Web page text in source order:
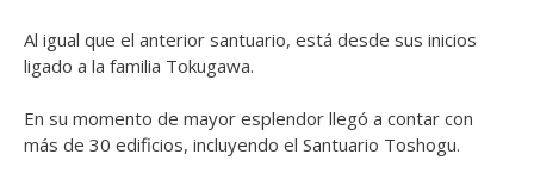
Al igual que el anterior santuario, está desde sus inicios
ligado a la familia Tokugawa.
En su momento de mayor esplendor llegó a contar con
más de 30 edificios, incluyendo el Santuario Toshogu.